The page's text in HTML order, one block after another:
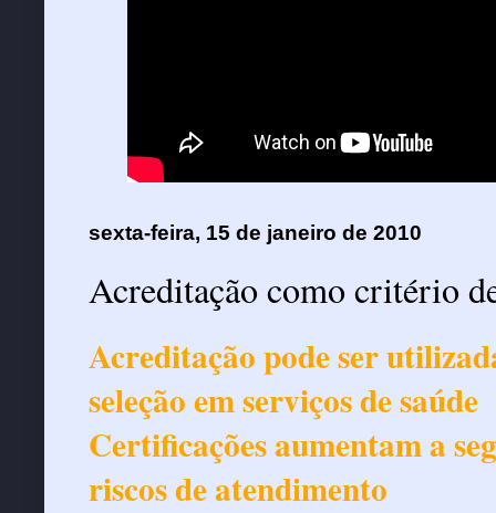
sexta-feira, 15 de janeiro de 2010
Acreditação como critério
Acreditação pode ser
seleção em serviços de saúde
Certificações aumentam a
riscos de atendimento